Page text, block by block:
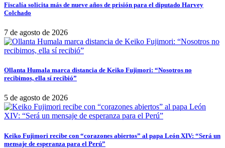
Fiscalía solicita más de nueve años de prisión para el diputado Harvey
Colchado
7 de agosto de 2026
Ollanta Humala marca distancia de Keiko Fujimori: “Nosotros no
recibimos, ella sí recibió”
5 de agosto de 2026
Keiko Fujimori recibe con “corazones abiertos” al papa León XIV: “Será un
mensaje de esperanza para el Perú”